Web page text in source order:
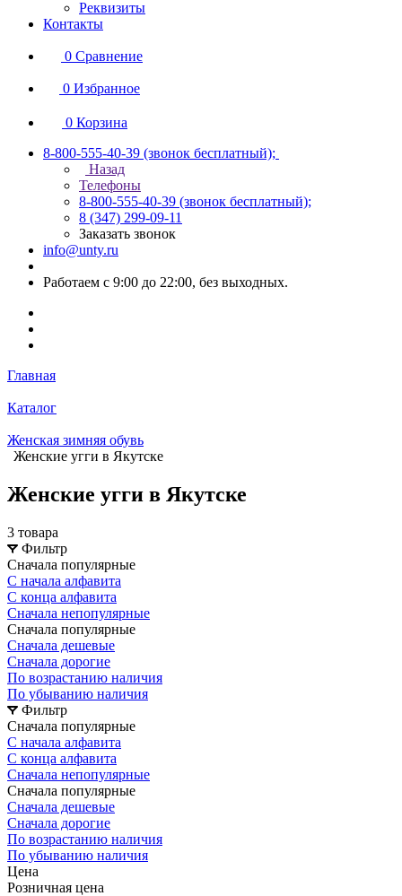
Реквизиты
Контакты
0 Сравнение
0 Избранное
0 Корзина
8-800-555-40-39 (звонок бесплатный);
Назад
Телефоны
8-800-555-40-39 (звонок бесплатный);
8 (347) 299-09-11
Заказать звонок
info@unty.ru
Работаем с 9:00 до 22:00, без выходных.
Главная
Каталог
Женская зимняя обувь
Женские угги в Якутске
Женские угги в Якутске
3 товара
Фильтр
Сначала популярные
С начала алфавита
С конца алфавита
Сначала непопулярные
Сначала популярные
Сначала дешевые
Сначала дорогие
По возрастанию наличия
По убыванию наличия
Фильтр
Сначала популярные
С начала алфавита
С конца алфавита
Сначала непопулярные
Сначала популярные
Сначала дешевые
Сначала дорогие
По возрастанию наличия
По убыванию наличия
Цена
Розничная цена